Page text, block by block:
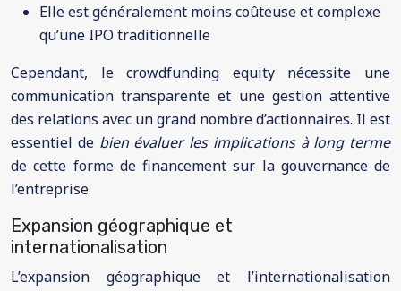
Elle est généralement moins coûteuse et complexe
qu’une IPO traditionnelle
Cependant, le crowdfunding equity nécessite une
communication transparente et une gestion attentive
des relations avec un grand nombre d’actionnaires. Il est
essentiel de bien évaluer les implications à long terme
de cette forme de financement sur la gouvernance de
l’entreprise.
Expansion géographique et
internationalisation
L’expansion géographique et l’internationalisation